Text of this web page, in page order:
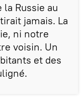
Russie au
jamais. La
ni notre
voisin. Un
et des